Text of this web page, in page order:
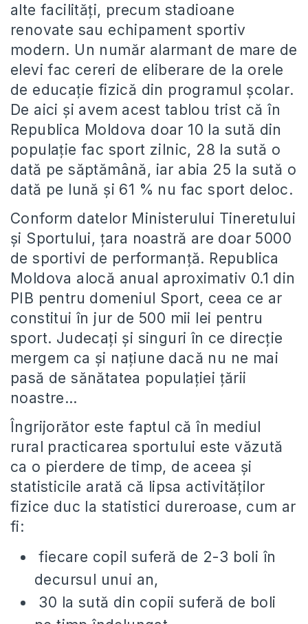
alte facilități, precum stadioane
renovate sau echipament sportiv
modern. Un număr alarmant de mare de
elevi fac cereri de eliberare de la orele
de educație fizică din programul școlar.
De aici și avem acest tablou trist că în
Republica Moldova doar 10 la sută din
populație fac sport zilnic, 28 la sută o
dată pe săptămână, iar abia 25 la sută o
dată pe lună și 61 % nu fac sport deloc.
Conform datelor Ministerului Tineretului
și Sportului, țara noastră are doar 5000
de sportivi de performanță. Republica
Moldova alocă anual aproximativ 0.1 din
PIB pentru domeniul Sport, ceea ce ar
constitui în jur de 500 mii lei pentru
sport. Judecați și singuri în ce direcție
mergem ca și națiune dacă nu ne mai
pasă de sănătatea populației țării
noastre…
Îngrijorător este faptul că în mediul
rural practicarea sportului este văzută
ca o pierdere de timp, de aceea și
statisticile arată că lipsa activităților
fizice duc la statistici dureroase, cum ar
fi:
fiecare copil suferă de 2-3 boli în
decursul unui an,
30 la sută din copii suferă de boli